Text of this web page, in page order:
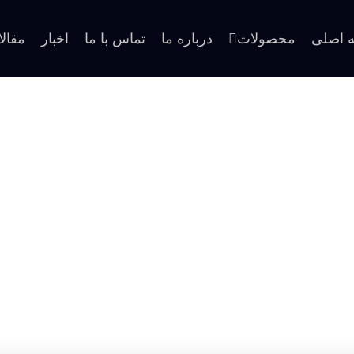
اصلی محصولات درباره ما تماس با ما اخبار